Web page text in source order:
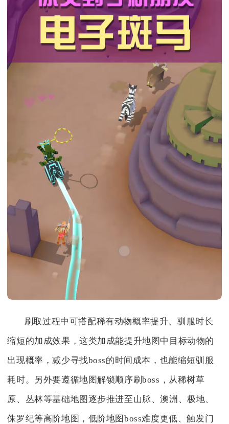
刷取过程中可搭配稀有动物概率提升、驯服时长
缩短的加成效果，这类加成能提升地图中目标动物的
出现概率，减少寻找boss的时间成本，也能缩短驯服
耗时。另外要遵循地图解锁顺序刷boss，从稀树草
原、丛林等基础地图逐步推进至山脉、澳洲、极地、
侏罗纪等高阶地图，低阶地图boss难度更低、触发门